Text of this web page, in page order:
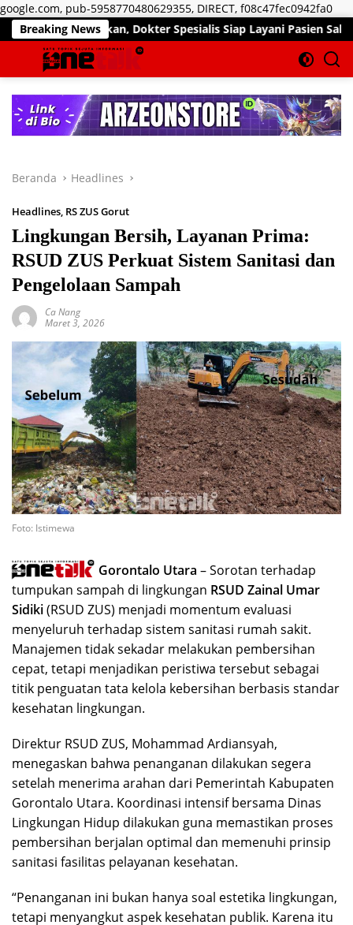
google.com, pub-5958770480629355, DIRECT, f08c47fec0942fa0
ke
Breaking News
Pekan, Dokter Spesialis Siap Layani Pasien Sabtu, 25 Juli
Beranda Headlines
Headlines, RS ZUS Gorut
Lingkungan Bersih, Layanan Prima:
RSUD ZUS Perkuat Sistem Sanitasi dan
Pengelolaan Sampah
Ca Nang
Maret 3, 2026
Foto: Istimewa
Gorontalo Utara – Sorotan terhadap
tumpukan sampah di lingkungan RSUD Zainal Umar
Sidiki(RSUD ZUS) menjadi momentum evaluasi
menyeluruh terhadap sistem sanitasi rumah sakit.
Manajemen tidak sekadar melakukan pembersihan
cepat, tetapi menjadikan peristiwa tersebut sebagai
titik penguatan tata kelola kebersihan berbasis standar
kesehatan lingkungan.
Direktur RSUD ZUS, Mohammad Ardiansyah,
menegaskan bahwa penanganan dilakukan segera
setelah menerima arahan dari Pemerintah Kabupaten
Gorontalo Utara. Koordinasi intensif bersama Dinas
Lingkungan Hidup dilakukan guna memastikan proses
pembersihan berjalan optimal dan memenuhi prinsip
sanitasi fasilitas pelayanan kesehatan.
“Penanganan ini bukan hanya soal estetika lingkungan,
tetapi menyangkut aspek kesehatan publik. Karena itu